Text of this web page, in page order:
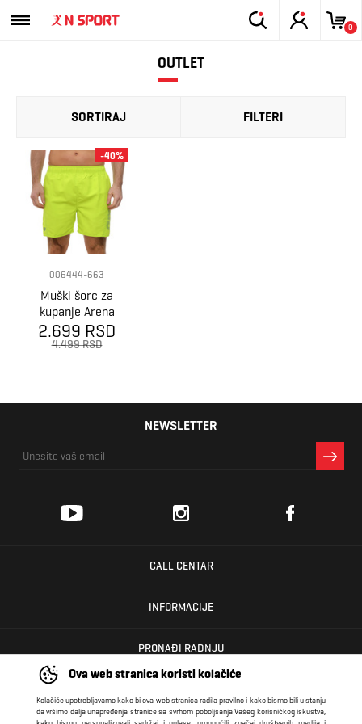
0
Ova web stranica koristi kolačiće
Kolačiće upotrebljavamo kako bi ova web stranica radila pravilno i kako bismo bili u stanju
da vršimo dalja unapređenja stranice sa svrhom poboljšanja Vašeg korisničkog iskustva,
OUTLET
SORTIRAJ FILTERI
006444-663
Muški šorc za
kupanje Arena
Fundamentals
logo boxer r
2.699 RSD
4.499 RSD
-40%
NEWSLETTER
CALL CENTAR
INFORMACIJE
PRONAĐI RADNJU